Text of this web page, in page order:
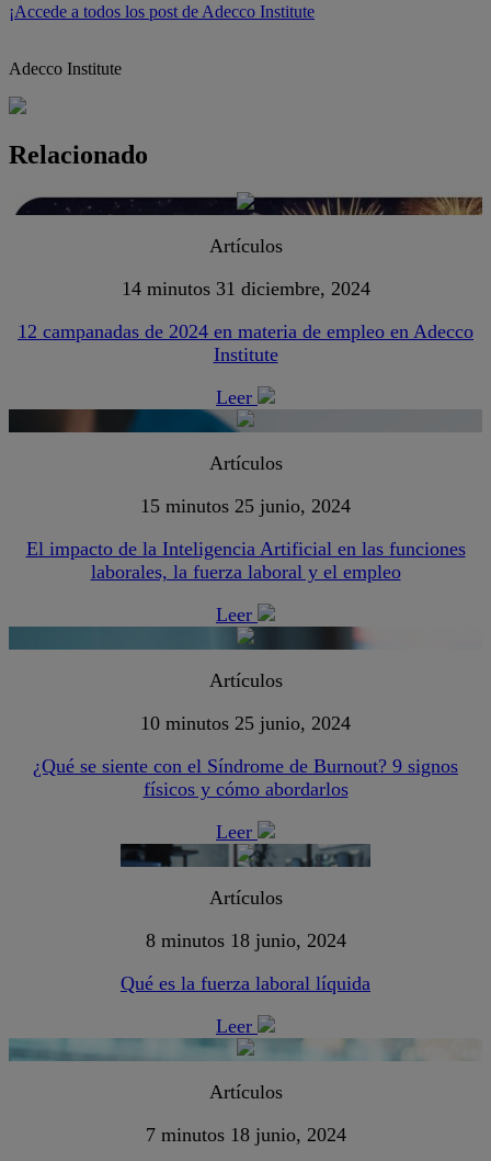
¡Accede a todos los post de Adecco Institute
Adecco Institute
Relacionado
Artículos
14 minutos 31 diciembre, 2024
12 campanadas de 2024 en materia de empleo en Adecco
Institute
Leer
Artículos
15 minutos 25 junio, 2024
El impacto de la Inteligencia Artificial en las funciones
laborales, la fuerza laboral y el empleo
Leer
Artículos
10 minutos 25 junio, 2024
¿Qué se siente con el Síndrome de Burnout? 9 signos
físicos y cómo abordarlos
Leer
Artículos
8 minutos 18 junio, 2024
Qué es la fuerza laboral líquida
Leer
Artículos
7 minutos 18 junio, 2024